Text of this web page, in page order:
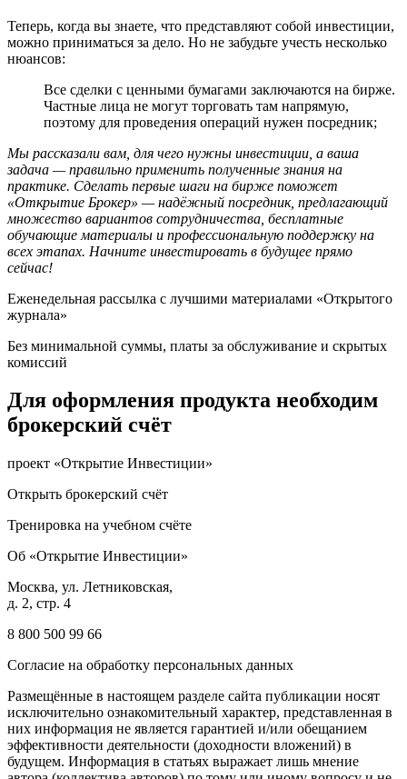
Теперь, когда вы знаете, что представляют собой инвестиции,
можно приниматься за дело. Но не забудьте учесть несколько
нюансов:
Все сделки с ценными бумагами заключаются на бирже.
Частные лица не могут торговать там напрямую,
поэтому для проведения операций нужен посредник;
Мы рассказали вам, для чего нужны инвестиции, а ваша
задача — правильно применить полученные знания на
практике. Сделать первые шаги на бирже поможет
«Открытие Брокер» — надёжный посредник, предлагающий
множество вариантов сотрудничества, бесплатные
обучающие материалы и профессиональную поддержку на
всех этапах. Начните инвестировать в будущее прямо
сейчас!
Еженедельная рассылка с лучшими материалами «Открытого
журнала»
Без минимальной суммы, платы за обслуживание и скрытых
комиссий
Для оформления продукта необходим
брокерский счёт
проект «Открытие Инвестиции»
Открыть брокерский счёт
Тренировка на учебном счёте
Об «Открытие Инвестиции»
Москва, ул. Летниковская,
д. 2, стр. 4
8 800 500 99 66
Согласие на обработку персональных данных
Размещённые в настоящем разделе сайта публикации носят
исключительно ознакомительный характер, представленная в
них информация не является гарантией и/или обещанием
эффективности деятельности (доходности вложений) в
будущем. Информация в статьях выражает лишь мнение